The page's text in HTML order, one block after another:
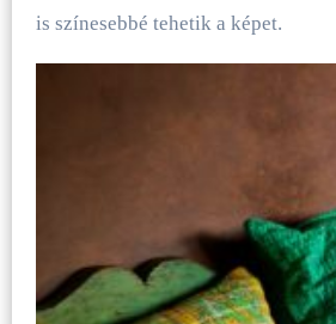
is színesebbé tehetik a képet.